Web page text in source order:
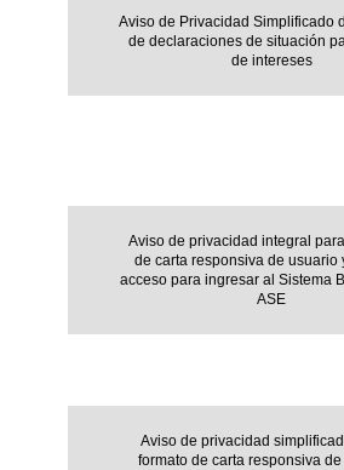
Aviso de Privacidad Simplificado
de declaraciones de situación
de intereses
Aviso de privacidad integral
de carta responsiva de usuario
acceso para ingresar al Sistema
ASE
Aviso de privacidad
formato de carta responsiva